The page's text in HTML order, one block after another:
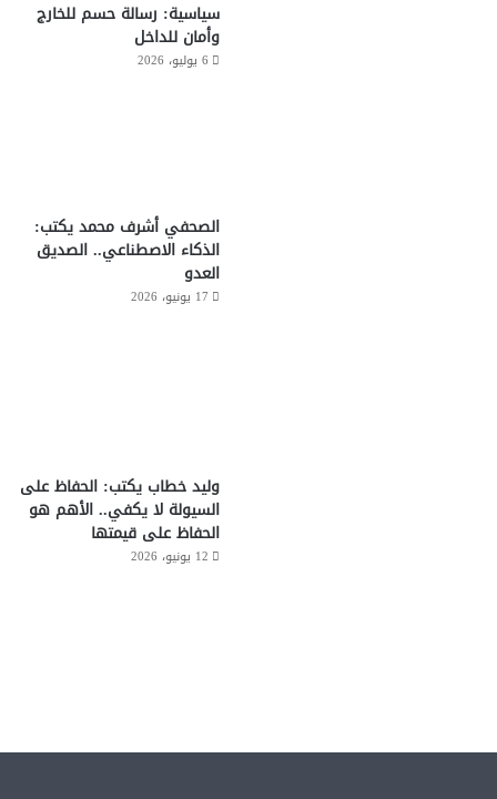
سياسية: رسالة حسم للخارج
وأمان للداخل
6 يوليو، 2026
الصحفي أشرف محمد يكتب:
الذكاء الاصطناعي.. الصديق
العدو
17 يونيو، 2026
وليد خطاب يكتب: الحفاظ على
السيولة لا يكفي.. الأهم هو
الحفاظ على قيمتها
12 يونيو، 2026